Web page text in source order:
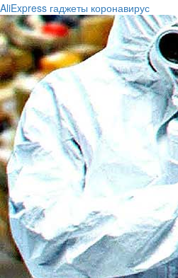
AliExpress гаджеты коронавирус